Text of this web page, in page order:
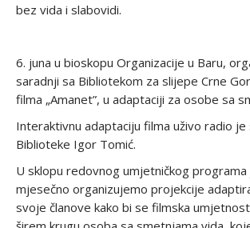
bez vida i slabovidi.
6. juna u bioskopu Organizacije u Baru,
saradnji sa Bibliotekom za slijepe Crne
filma „Amanet”, u adaptaciji za osobe sa
Interaktivnu adaptaciju filma uživo radio je
Biblioteke Igor Tomić.
U sklopu redovnog umjetničkog
mjesečno organizujemo projekcije
svoje članove kako bi se filmska